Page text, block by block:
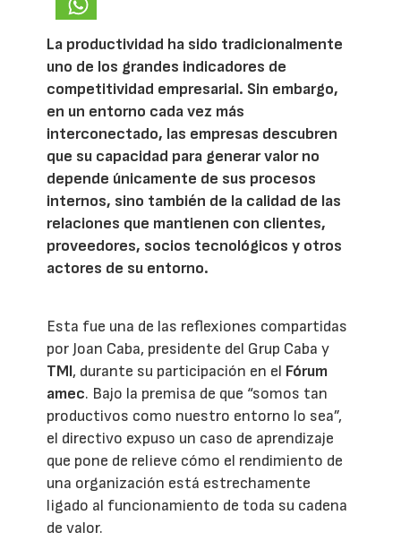
La productividad ha sido tradicionalmente
uno de los grandes indicadores de
competitividad empresarial. Sin embargo,
en un entorno cada vez más
interconectado, las empresas descubren
que su capacidad para generar valor no
depende únicamente de sus procesos
internos, sino también de la calidad de las
relaciones que mantienen con clientes,
proveedores, socios tecnológicos y otros
actores de su entorno.
Esta fue una de las reflexiones compartidas
por Joan Caba, presidente del Grup Caba y
TMI, durante su participación en el Fórum
amec. Bajo la premisa de que “somos tan
productivos como nuestro entorno lo sea”,
el directivo expuso un caso de aprendizaje
que pone de relieve cómo el rendimiento de
una organización está estrechamente
ligado al funcionamiento de toda su cadena
de valor.